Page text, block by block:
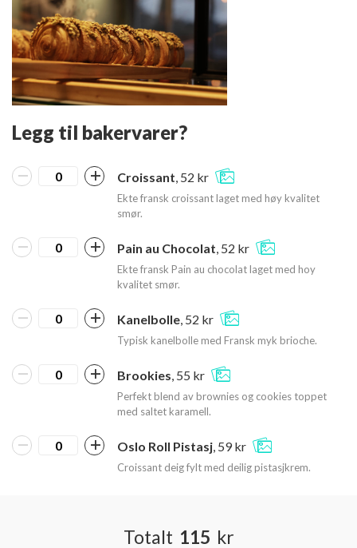
Legg til bakervarer?
Croissant , 52 kr
Ekte fransk croissant laget med høy kvalitet
smør.
Pain au Chocolat , 52 kr
Ekte fransk Pain au chocolat laget med hoy
kvalitet smør.
Kanelbolle , 52 kr
Typisk kanelbolle med Fransk myk brioche.
Brookies , 55 kr
Perfekt blend av brownies og cookies toppet
med saltet karamell.
Oslo Roll Pistasj , 59 kr
Croissant deig fylt med deilig pistasjkrem.
Totalt 115 kr